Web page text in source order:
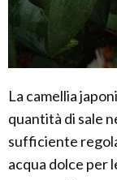
La camellia
quantità di sale
sufficiente
acqua dolce per